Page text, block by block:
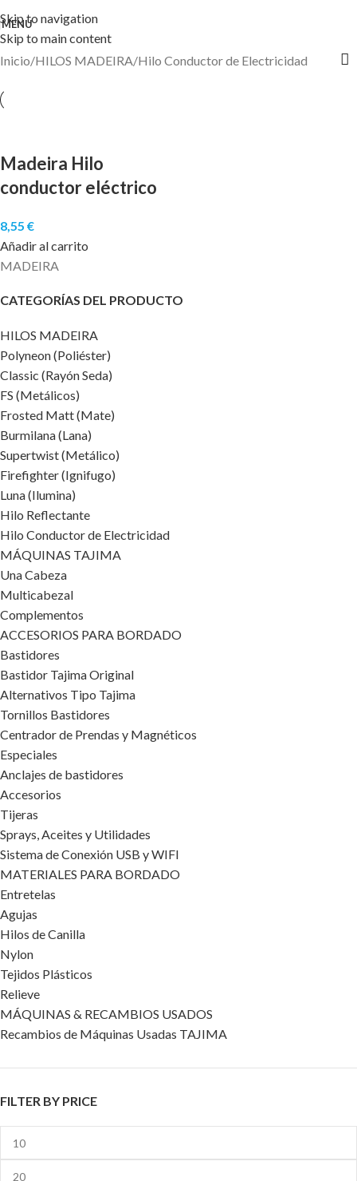
Skip to navigation
Skip to main content
MENU
CATEGORÍAS DEL PRODUCTO
HILOS MADEIRA
Polyneon (Poliéster)
Classic (Rayón Seda)
FS (Metálicos)
Frosted Matt (Mate)
Burmilana (Lana)
Supertwist (Metálico)
Firefighter (Ignifugo)
Luna (Ilumina)
Hilo Reflectante
Hilo Conductor de Electricidad
MÁQUINAS TAJIMA
Una Cabeza
Multicabezal
Complementos
ACCESORIOS PARA BORDADO
Bastidores
Bastidor Tajima Original
Alternativos Tipo Tajima
Tornillos Bastidores
Centrador de Prendas y Magnéticos
Especiales
Anclajes de bastidores
Accesorios
Tijeras
Sprays, Aceites y Utilidades
Sistema de Conexión USB y WIFI
MATERIALES PARA BORDADO
Entretelas
Agujas
Hilos de Canilla
Nylon
Tejidos Plásticos
Relieve
MÁQUINAS & RECAMBIOS USADOS
Recambios de Máquinas Usadas TAJIMA
FILTER BY PRICE
Inicio HILOS MADEIRA Hilo Conductor de Electricidad
Madeira Hilo
conductor eléctrico
8,55 €
Añadir al carrito
MADEIRA